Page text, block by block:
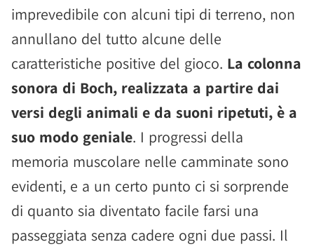
imprevedibile con alcuni tipi di terreno, non
annullano del tutto alcune delle
caratteristiche positive del gioco. La colonna
sonora di Boch, realizzata a partire dai
versi degli animali e da suoni ripetuti, è a
suo modo geniale. I progressi della
memoria muscolare nelle camminate sono
evidenti, e a un certo punto ci si sorprende
di quanto sia diventato facile farsi una
passeggiata senza cadere ogni due passi. Il